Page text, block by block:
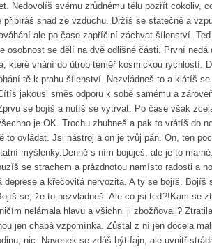
Nedovolíš svému zrůdnému tělu pozřít cokoliv,
snad ze vzduchu. Držíš se statečně a
ale po čase zapříčiní záchvat šílenství.
osobnost se dělí na dvě odlišné části. První nedá
které vhání do útrob téměř kosmickou rychlostí.
tě k prahu šílenství. Nezvládneš to a klátíš se
jakousi směs odporu k sobě samému a
se bojíš a nutíš se vytrvat. Po čase však
je OK. Trochu zhubneš a pak to vrátíš do
to ovládat. Jsi nástroj a on je tvůj pán. On, ten
myšlenky.Denně s ním bojuješ, ale je to
se strachem a prázdnotou namísto radosti a
deprese a křečovitá nervozita. A ty se bojíš. Bojíš
se, že to nezvládneš. Ale co jsi teď?!Kam se
nelámala hlavu a všichni ji zbožňovali?
jen chabá vzpomínka. Zůstal z ní jen docela
nic. Navenek se zdáš být fajn, ale uvnitř